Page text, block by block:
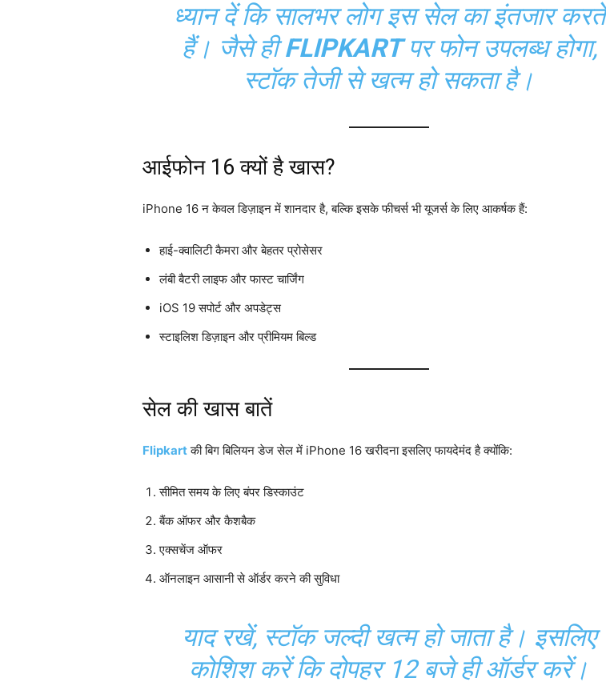
ध्यान दें कि सालभर लोग इस सेल का इंतजार करते
हैं। जैसे हीFLIPKARTपर फोन उपलब्ध होगा,
स्टॉक तेजी से खत्म हो सकता है।
आईफोन 16 क्यों है खास?
iPhone 16 न केवल डिज़ाइन में शानदार है, बल्कि इसके फीचर्स भी यूजर्स के लिए आकर्षक हैं:
हाई-क्वालिटी कैमरा और बेहतर प्रोसेसर
लंबी बैटरी लाइफ और फास्ट चार्जिंग
iOS 19 सपोर्ट और अपडेट्स
स्टाइलिश डिज़ाइन और प्रीमियम बिल्ड
सेल की खास बातें
Flipkart की बिग बिलियन डेज सेल में iPhone 16 खरीदना इसलिए फायदेमंद है क्योंकि:
सीमित समय के लिए बंपर डिस्काउंट
बैंक ऑफर और कैशबैक
एक्सचेंज ऑफर
ऑनलाइन आसानी से ऑर्डर करने की सुविधा
याद रखें, स्टॉक जल्दी खत्म हो जाता है। इसलिए
कोशिश करें कि दोपहर 12 बजे ही ऑर्डर करें।